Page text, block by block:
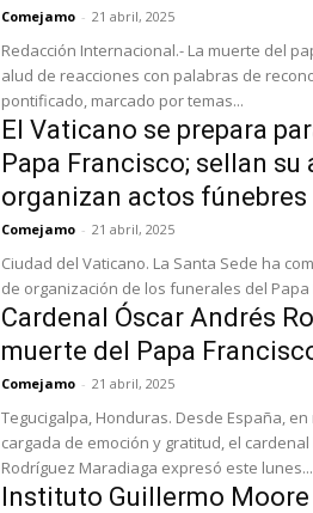
Comejamo - 21 abril, 2025
Redacción Internacional.- La muerte del
alud de reacciones con palabras de
pontificado, marcado por temas...
El Vaticano se prepara
Papa Francisco; sellan
organizan actos fúnebres
Comejamo - 21 abril, 2025
Ciudad del Vaticano. La Santa Sede ha
de organización de los funerales del
Cardenal Óscar Andrés
muerte del Papa
Comejamo - 21 abril, 2025
Tegucigalpa, Honduras. Desde España,
cargada de emoción y gratitud, el
Rodríguez Maradiaga expresó este lunes...
Instituto Guillermo